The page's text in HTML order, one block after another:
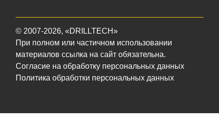
© 2007-2026, «DRILLTECH»
При полном или частичном использовании
материалов ссылка на сайт обязательна.
Согласие на обработку персональных данных
Политика обработки персональных данных